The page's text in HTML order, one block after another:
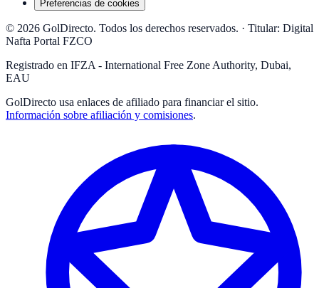
Preferencias de cookies
© 2026 GolDirecto. Todos los derechos reservados. · Titular: Digital
Nafta Portal FZCO
Registrado en IFZA - International Free Zone Authority, Dubai,
EAU
GolDirecto usa enlaces de afiliado para financiar el sitio.
Información sobre afiliación y comisiones.